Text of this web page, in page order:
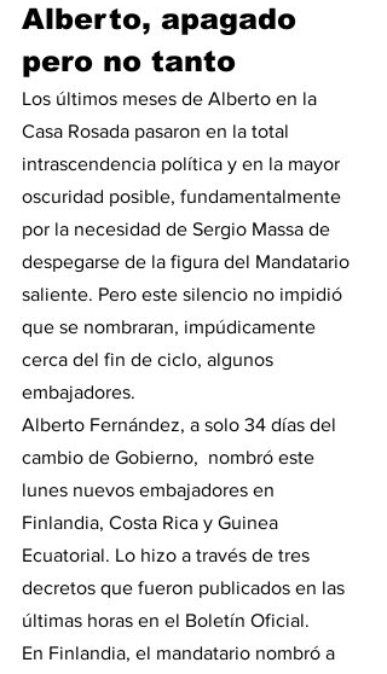
Alberto, apagado
pero no tanto
Los últimos meses de Alberto en la
Casa Rosada pasaron en la total
intrascendencia política y en la mayor
oscuridad posible, fundamentalmente
por la necesidad de Sergio Massa de
despegarse de la figura del Mandatario
saliente. Pero este silencio no impidió
que se nombraran, impúdicamente
cerca del fin de ciclo, algunos
embajadores.
Alberto Fernández, a solo 34 días del
cambio de Gobierno,  nombró este
lunes nuevos embajadores en
Finlandia, Costa Rica y Guinea
Ecuatorial. Lo hizo a través de tres
decretos que fueron publicados en las
últimas horas en el Boletín Oficial.
En Finlandia, el mandatario nombró a